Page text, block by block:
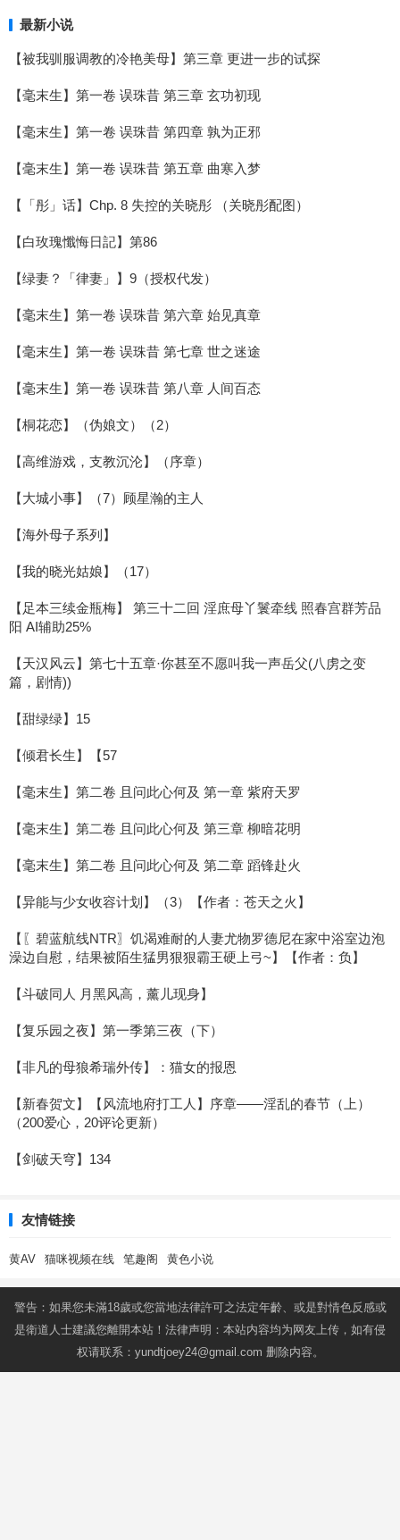
最新小说
【被我驯服调教的冷艳美母】第三章 更进一步的试探
【毫末生】第一卷 误珠昔 第三章 玄功初现
【毫末生】第一卷 误珠昔 第四章 孰为正邪
【毫末生】第一卷 误珠昔 第五章 曲寒入梦
【「彤」话】Chp. 8 失控的关晓彤 （关晓彤配图）
【白玫瑰懺悔日記】第86
【绿妻？「律妻」】9（授权代发）
【毫末生】第一卷 误珠昔 第六章 始见真章
【毫末生】第一卷 误珠昔 第七章 世之迷途
【毫末生】第一卷 误珠昔 第八章 人间百态
【桐花恋】（伪娘文）（2）
【高维游戏，支教沉沦】（序章）
【大城小事】（7）顾星瀚的主人
【海外母子系列】
【我的晓光姑娘】（17）
【足本三续金瓶梅】 第三十二回 淫庶母丫鬟牵线 照春宫群芳品
阳 AI辅助25%
【天汉风云】第七十五章·你甚至不愿叫我一声岳父(八虏之变
篇，剧情))
【甜绿绿】15
【倾君长生】【57
【毫末生】第二卷 且问此心何及 第一章 紫府天罗
【毫末生】第二卷 且问此心何及 第三章 柳暗花明
【毫末生】第二卷 且问此心何及 第二章 蹈锋赴火
【异能与少女收容计划】（3）【作者：苍天之火】
【〖碧蓝航线NTR〗饥渴难耐的人妻尤物罗德尼在家中浴室边泡
澡边自慰，结果被陌生猛男狠狠霸王硬上弓~】【作者：负】
【斗破同人 月黑风高，薰儿现身】
【复乐园之夜】第一季第三夜（下）
【非凡的母狼希瑞外传】：猫女的报恩
【新春贺文】【风流地府打工人】序章——淫乱的春节（上）
（200爱心，20评论更新）
【剑破天穹】134
友情链接
黄AV 猫咪视频在线 笔趣阁 黄色小说
警告：如果您未滿18歲或您當地法律許可之法定年齡、或是對情色反感或
是衛道人士建議您離開本站！法律声明：本站内容均为网友上传，如有侵
权请联系： yundtjoey24@gmail.com 删除内容。